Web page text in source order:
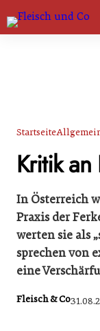
Marktführer
Startseite
Kritik an
In Österreich
Praxis der
werten sie als
sprechen von
eine
Fleisch & Co